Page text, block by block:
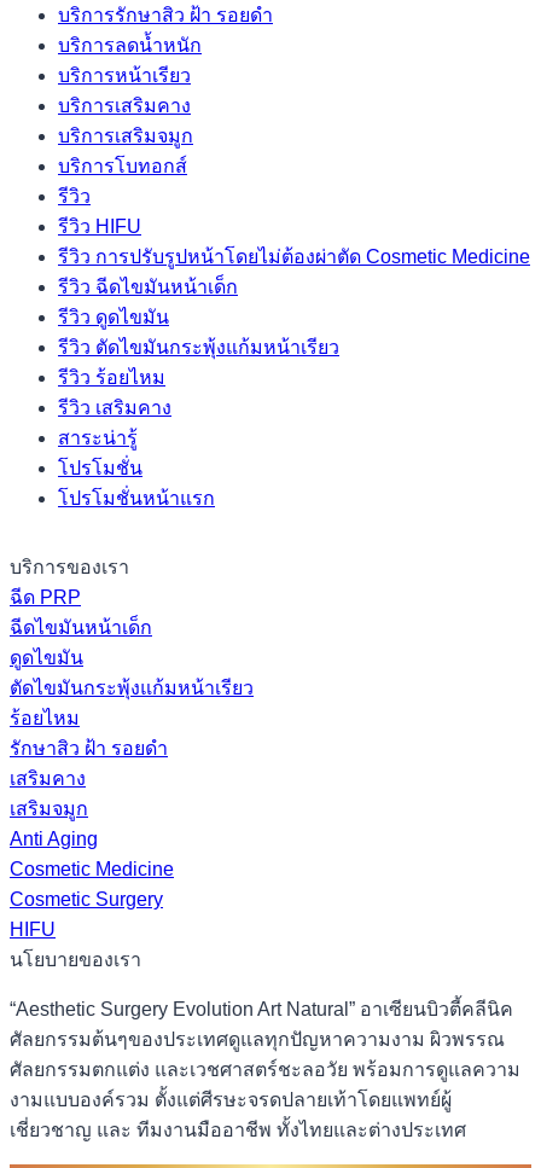
บริการรักษาสิว ฝ้า รอยดำ
บริการลดน้ำหนัก
บริการหน้าเรียว
บริการเสริมคาง
บริการเสริมจมูก
บริการโบทอกส์
รีวิว
รีวิว HIFU
รีวิว การปรับรูปหน้าโดยไม่ต้องผ่าตัด Cosmetic Medicine
รีวิว ฉีดไขมันหน้าเด็ก
รีวิว ดูดไขมัน
รีวิว ตัดไขมันกระพุ้งแก้มหน้าเรียว
รีวิว ร้อยไหม
รีวิว เสริมคาง
สาระน่ารู้
โปรโมชั่น
โปรโมชั่นหน้าแรก
บริการของเรา
ฉีด PRP
ฉีดไขมันหน้าเด็ก
ดูดไขมัน
ตัดไขมันกระพุ้งแก้มหน้าเรียว
ร้อยไหม
รักษาสิว ฝ้า รอยดำ
เสริมคาง
เสริมจมูก
Anti Aging
Cosmetic Medicine
Cosmetic Surgery
HIFU
นโยบายของเรา
“Aesthetic Surgery Evolution Art Natural” อาเซียนบิวตี้คลีนิค
ศัลยกรรมต้นๆของประเทศดูแลทุกปัญหาความงาม ผิวพรรณ
ศัลยกรรมตกแต่ง และเวชศาสตร์ชะลอวัย พร้อมการดูแลความ
งามแบบองค์รวม ตั้งแต่ศีรษะจรดปลายเท้าโดยแพทย์ผู้
เชี่ยวชาญ และ ทีมงานมืออาชีพ ทั้งไทยและต่างประเทศ